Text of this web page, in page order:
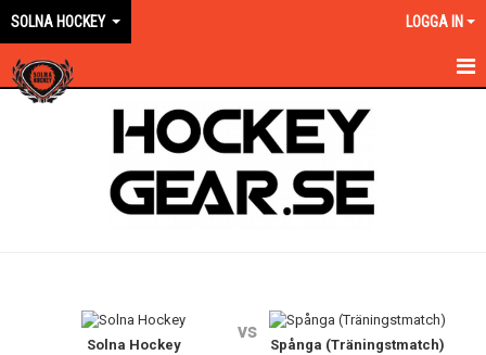
SOLNA HOCKEY LOGGA IN
EN ORANGE VÄG
Solna Hockey
vs
Spånga (Träningstmatch)